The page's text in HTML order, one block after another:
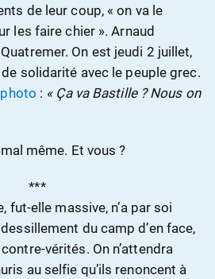
de leur coup, « on va le
les faire chier ». Arnaud
On est jeudi 2 juillet,
solidarité avec le peuple grec.
: « Ça va Bastille ? Nous on
même. Et vous ?
***
fut-elle massive, n’a par soi
du camp d’en face,
vérités. On n’attendra
au selfie qu’ils renoncent à